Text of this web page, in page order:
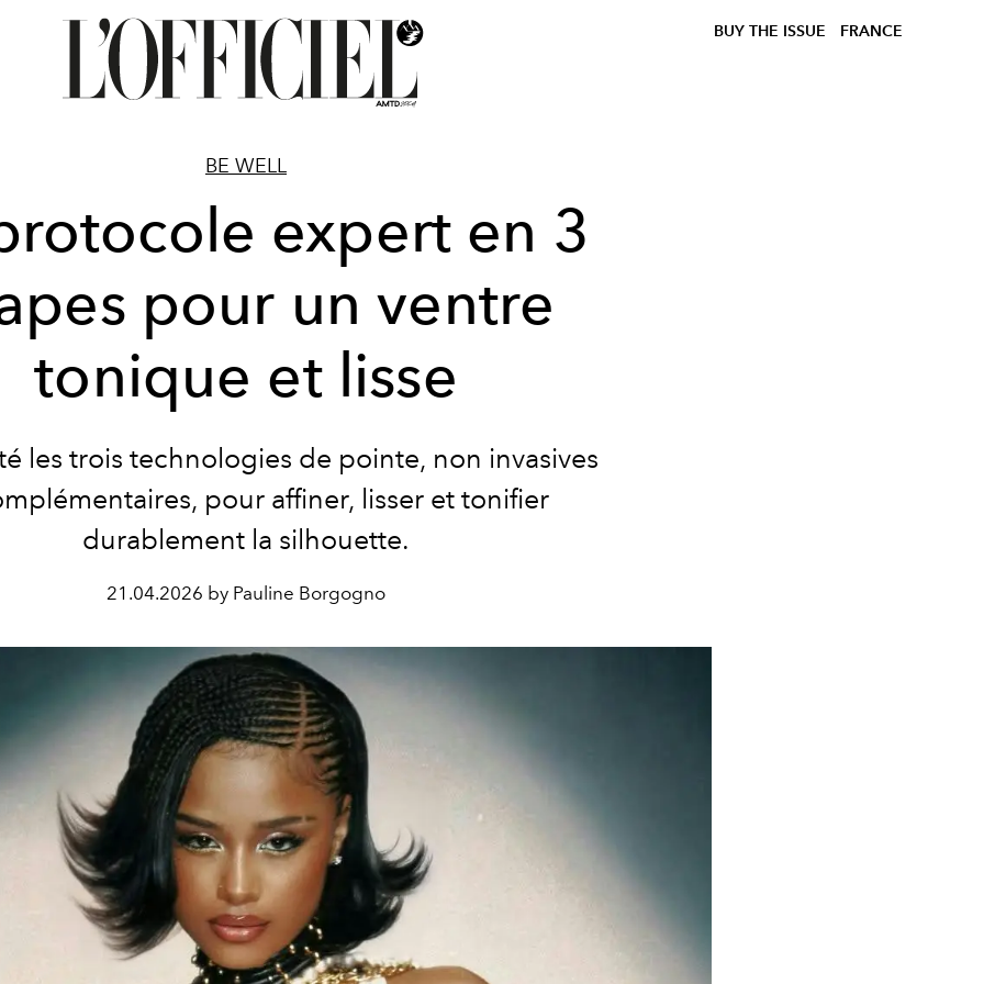
BUY THE ISSUE FRANCE
BE WELL
expert en 3
pour un ventre
tonique et lisse
les trois technologies de pointe, non invasives
pour affiner, lisser et tonifier
durablement la silhouette.
21.04.2026 by Pauline Borgogno